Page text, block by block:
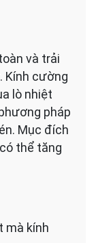
và trải
Kính cường
lò nhiệt
pháp
Mục đích
thể tăng
mà kính